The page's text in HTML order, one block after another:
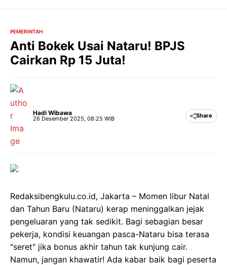
PEMERINTAH
Anti Bokek Usai Nataru! BPJS
Cairkan Rp 15 Juta!
Hadi Wibawa
26 Desember 2025, 08:25 WIB Share
Redaksibengkulu.co.id, Jakarta – Momen libur Natal
dan Tahun Baru (Nataru) kerap meninggalkan jejak
pengeluaran yang tak sedikit. Bagi sebagian besar
pekerja, kondisi keuangan pasca-Nataru bisa terasa
"seret" jika bonus akhir tahun tak kunjung cair.
Namun, jangan khawatir! Ada kabar baik bagi peserta